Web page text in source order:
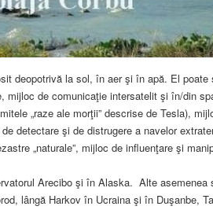
deopotrivă la sol, în aer şi în apă. El poate
mijloc de comunicaţie intersatelit şi în/din
„raze ale morţii” descrise de Tesla),
detectare şi de distrugere a navelor
„naturale”, mijloc de influenţare şi
Arecibo şi în Alaska. Alte asemenea
lângă Harkov în Ucraina şi în Duşanbe,